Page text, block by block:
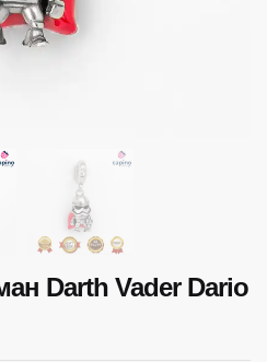
Darth Vader Dario